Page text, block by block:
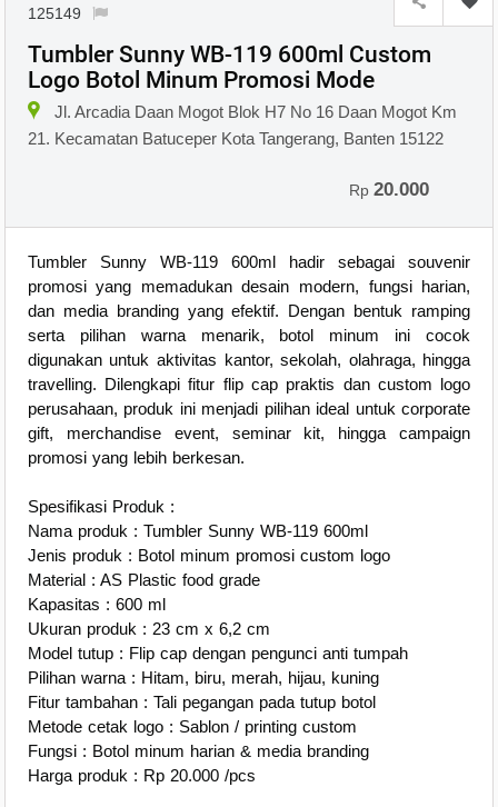
125149
Tumbler Sunny WB-119 600ml Custom
Logo Botol Minum Promosi Mode
Jl. Arcadia Daan Mogot Blok H7 No 16 Daan Mogot Km
21. Kecamatan Batuceper Kota Tangerang, Banten 15122
Rp20.000
Tumbler Sunny WB-119 600ml hadir sebagai souvenir
promosi yang memadukan desain modern, fungsi harian,
dan media branding yang efektif. Dengan bentuk ramping
serta pilihan warna menarik, botol minum ini cocok
digunakan untuk aktivitas kantor, sekolah, olahraga, hingga
travelling. Dilengkapi fitur flip cap praktis dan custom logo
perusahaan, produk ini menjadi pilihan ideal untuk corporate
gift, merchandise event, seminar kit, hingga campaign
promosi yang lebih berkesan.
Spesifikasi Produk :
Nama produk : Tumbler Sunny WB-119 600ml
Jenis produk : Botol minum promosi custom logo
Material : AS Plastic food grade
Kapasitas : 600 ml
Ukuran produk : 23 cm x 6,2 cm
Model tutup : Flip cap dengan pengunci anti tumpah
Pilihan warna : Hitam, biru, merah, hijau, kuning
Fitur tambahan : Tali pegangan pada tutup botol
Metode cetak logo : Sablon / printing custom
Fungsi : Botol minum harian & media branding
Harga produk : Rp 20.000 /pcs